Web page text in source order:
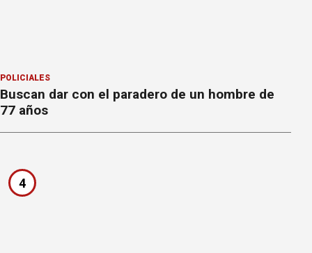
POLICIALES
Buscan dar con el paradero de un hombre de
77 años
4